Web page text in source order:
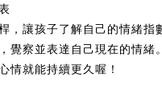
，讓孩子了解自己的情緒指
覺察並表達自己現在的情緒。
情就能持續更久喔！